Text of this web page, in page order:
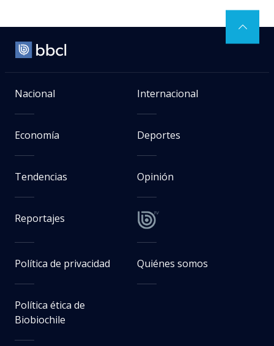
Nacional Internacional
Economía Deportes
Tendencias Opinión
Reportajes
Política de privacidad Quiénes somos
Política ética de
Biobiochile